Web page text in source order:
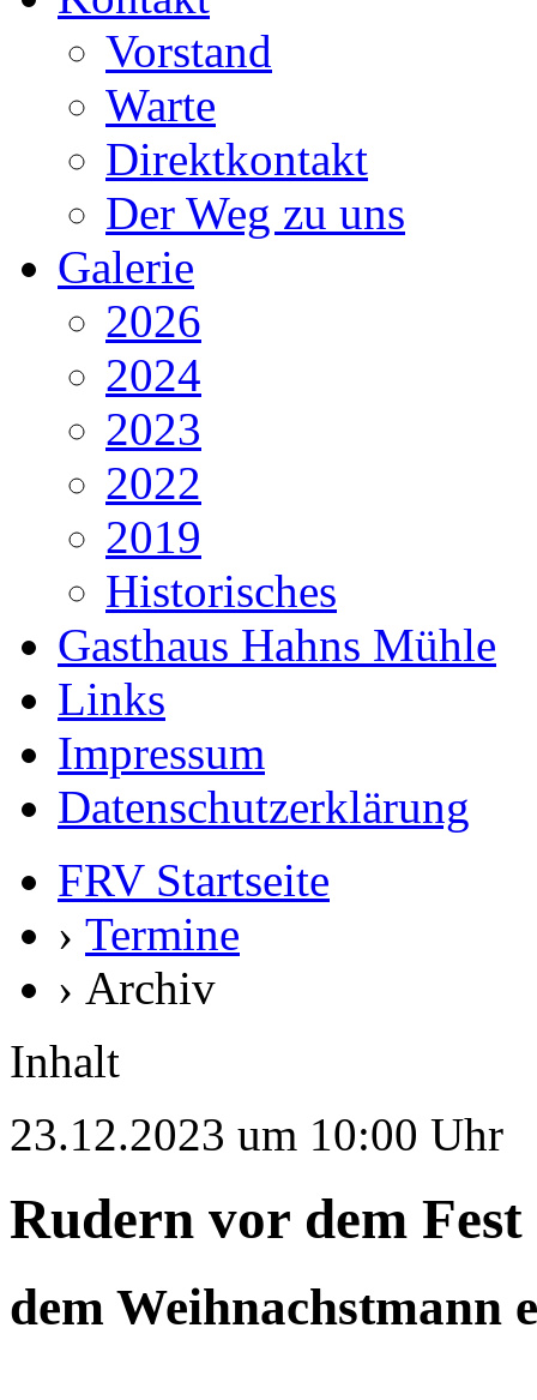
Vorstand
Warte
Direktkontakt
Der Weg zu uns
Galerie
2026
2024
2023
2022
2019
Historisches
Gasthaus Hahns Mühle
Links
Impressum
Datenschutzerklärung
FRV Startseite
› Termine
› Archiv
Inhalt
23.12.2023 um 10:00 Uhr
Rudern vor dem Fest
dem Weihnachstmann